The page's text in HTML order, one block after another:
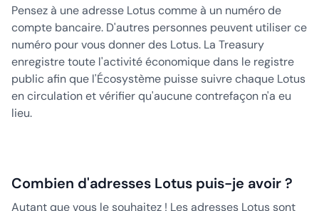
Pensez à une adresse Lotus comme à un numéro de
compte bancaire. D'autres personnes peuvent utiliser ce
numéro pour vous donner des Lotus. La Treasury
enregistre toute l'activité économique dans le registre
public afin que l'Écosystème puisse suivre chaque Lotus
en circulation et vérifier qu'aucune contrefaçon n'a eu
lieu.
Combien d'adresses Lotus puis-je avoir ?
Autant que vous le souhaitez ! Les adresses Lotus sont